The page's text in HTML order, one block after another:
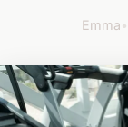
Emma•